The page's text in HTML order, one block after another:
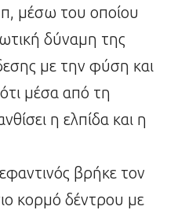
μέσω του οποίου
δύναμη της
με την φύση και
μέσα από τη
η ελπίδα και η
βρήκε τον
κορμό δέντρου με